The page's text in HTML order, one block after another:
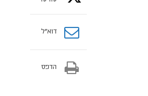
דוא”ל
הדפס